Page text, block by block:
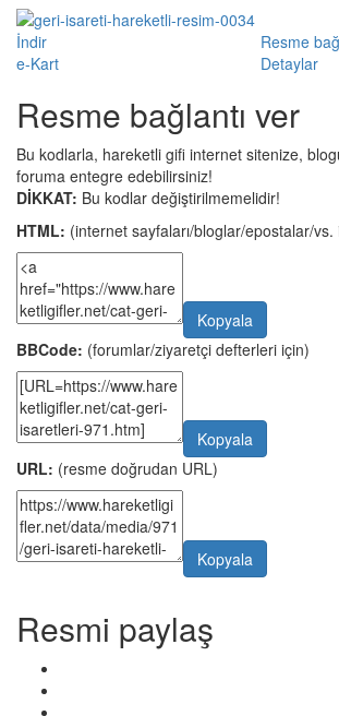
İndir
Resme
e-Kart
Detaylar
Resme bağlantı ver
Bu kodlarla, hareketli gifi internet sitenize,
foruma entegre edebilirsiniz!
DİKKAT: Bu kodlar değiştirilmemelidir!
HTML: (internet sayfaları/bloglar/epostalar/vs.
Kopyala
BBCode: (forumlar/ziyaretçi defterleri için)
Kopyala
URL: (resme doğrudan URL)
Kopyala
Resmi paylaş